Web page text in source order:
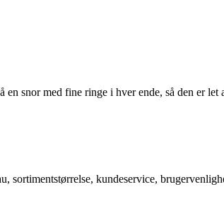
snor med fine ringe i hver ende, så den er
sortimentstørrelse, kundeservice,